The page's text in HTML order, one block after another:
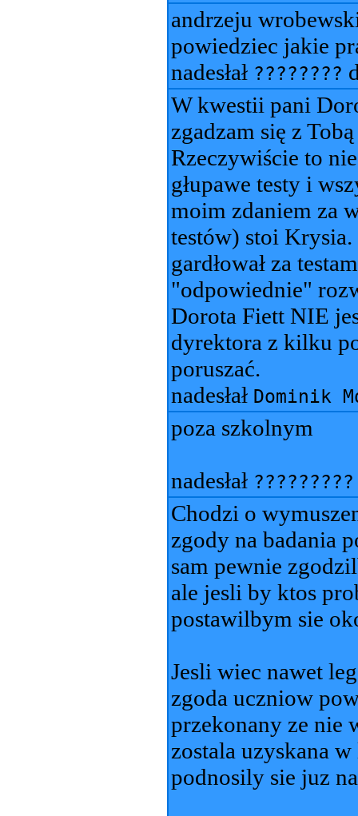
andrzeju
powiedziec jakie
nadesłał ????????
W kwestii pani
zgadzam się z
Rzeczywiście to
głupawe testy i
moim zdaniem za
testów) stoi
gardłował za
"odpowiednie"
Dorota Fiett NIE
dyrektora z kilku
poruszać.
nadesłał Dominik
poza szkolnym
nadesłał ?????????
Chodzi o
zgody na badania
sam pewnie
ale jesli by ktos
postawilbym sie
Jesli wiec nawet
zgoda uczniow
przekonany ze nie
zostala uzyskana
podnosily sie juz